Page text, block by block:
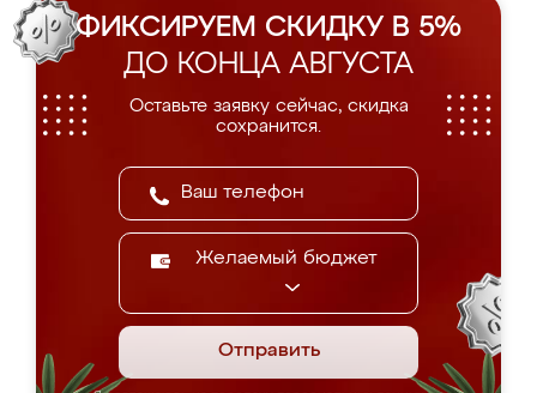
ФИКСИРУЕМ СКИДКУ В 5%
ДО КОНЦА АВГУСТА
Оставьте заявку сейчас, скидка
сохранится.
Желаемый бюджет
Отправить